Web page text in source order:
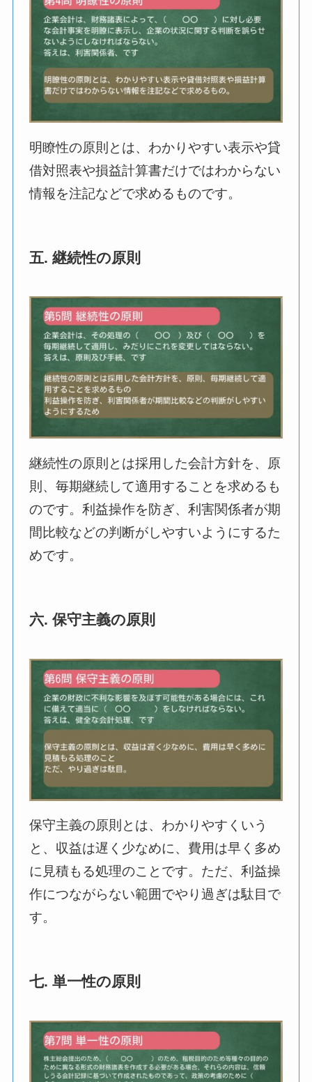
明瞭性の原則とは、わかりやすい表示や貸
借対照表や損益計算書だけではわからない
情報を注記などで求めるものです。
五. 継続性の原則
継続性の原則とは採用した会計方針を、原
則、毎期継続して適用することを求めるも
のです。利益操作を防ぎ、利害関係者が期
間比較などの判断がしやすいようにするた
めです。
六. 保守主義の原則
保守主義の原則とは、わかりやすくいう
と、収益は遅く少なめに、費用は早く多め
に見積もる処理のことです。ただ、利益操
作につながらない範囲でやり過ぎは駄目で
す。
七. 単一性の原則